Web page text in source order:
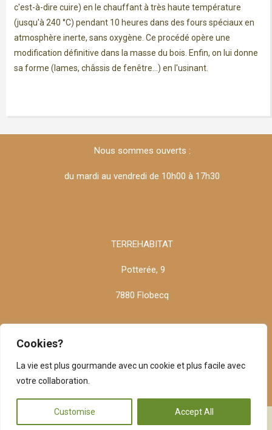
Cookies?
La vie est plus gourmande avec un cookie et plus facile avec
votre collaboration.
Customise Accept All
c'est-à-dire cuire) en le chauffant à très haute température
(jusqu'à 240 °C) pendant 10 heures dans des fours spéciaux en
atmosphère inerte, sans oxygène. Ce procédé opère une
modification définitive dans la masse du bois. Enfin, on lui donne
sa forme (lames, châssis de fenêtre...) en l'usinant.
Nous sommes ouverts :
du mardi au vendredi de 10h00 à 17h30
TERREHABITAT
Potterée, 9
7880 Flobecq
Copyright 2026 Matériaux écologiques